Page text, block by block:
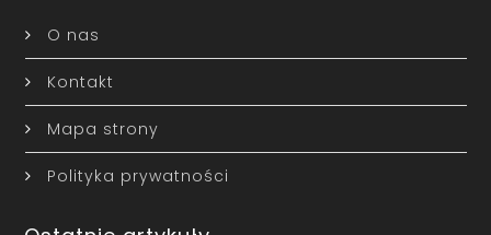
O nas
Kontakt
Mapa strony
Polityka prywatności